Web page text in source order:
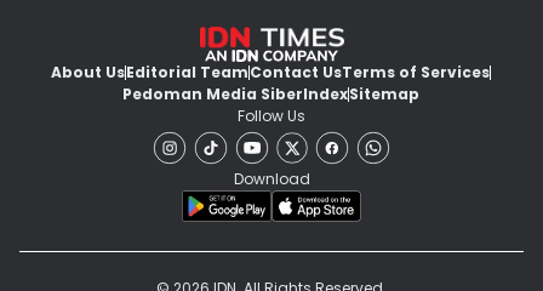
About UsEditorial TeamContact UsTerms of Services
Pedoman Media SiberIndexSitemap
Follow Us
Download